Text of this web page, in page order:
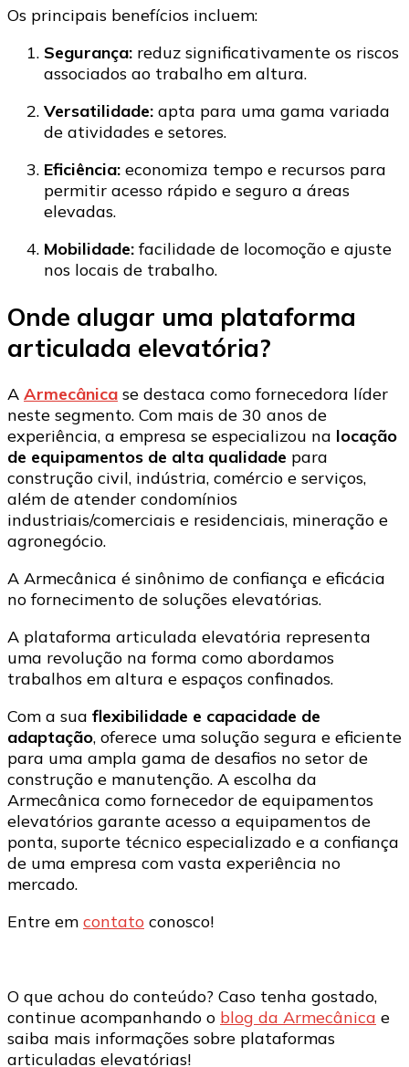
Os principais benefícios incluem:
Segurança: reduz significativamente os riscos
associados ao trabalho em altura.
Versatilidade: apta para uma gama variada
de atividades e setores.
Eficiência: economiza tempo e recursos para
permitir acesso rápido e seguro a áreas
elevadas.
Mobilidade:facilidade de locomoção e ajuste
nos locais de trabalho.
Onde alugar uma plataforma
articulada elevatória?
A Armecânica se destaca como fornecedora líder
neste segmento. Com mais de 30 anos de
experiência, a empresa se especializou na locação
de equipamentos de alta qualidade para
construção civil, indústria, comércio e serviços,
além de atender condomínios
industriais/comerciais e residenciais, mineração e
agronegócio.
A Armecânica é sinônimo de confiança e eficácia
no fornecimento de soluções elevatórias.
A plataforma articulada elevatória representa
uma revolução na forma como abordamos
trabalhos em altura e espaços confinados.
Com a sua flexibilidade e capacidade de
adaptação, oferece uma solução segura e eficiente
para uma ampla gama de desafios no setor de
construção e manutenção. A escolha da
Armecânica como fornecedor de equipamentos
elevatórios garante acesso a equipamentos de
ponta, suporte técnico especializado e a confiança
de uma empresa com vasta experiência no
mercado.
Entre em contato conosco!
O que achou do conteúdo? Caso tenha gostado,
continue acompanhando o blog da Armecânica e
saiba mais informações sobre plataformas
articuladas elevatórias!